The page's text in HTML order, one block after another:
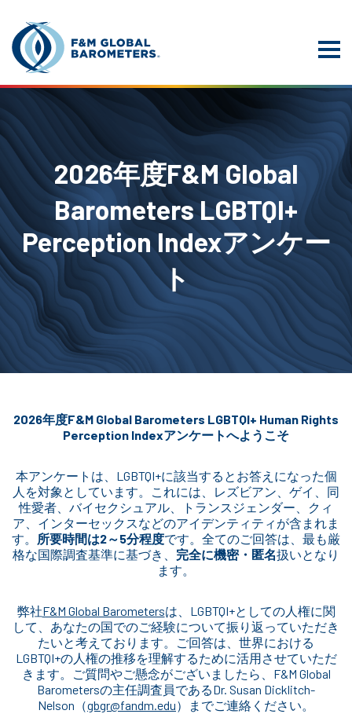
2026年度F&M Global
Barometers LGBTQI+
Perception Indexアンケー
ト
2026年度F&M Global Barometers LGBTQI+ Human Rights
Perception Indexアンケートへようこそ
本アンケートは、LGBTQI+に該当するとお答えになった個
人を対象としています。これには、レズビアン、ゲイ、同
性愛者、バイセクシュアル、トランスジェンダー、クィ
ア、インターセックスなどのアイデンティティが含まれま
す。 所要時間は2～5分程度です。全てのご回答は、最も厳
格な国際調査基準に基づき、 完全に機密・匿名扱いとなり
ます。
弊社F&M Global Barometersは、LGBTQI+としての人権に関
して、あなたの国でのご経験について振り返っていただき
たいと考えております。ご回答は、世界における
LGBTQI+の人権の推移を理解するために活用させていただ
きます。ご質問やご懸念がございましたら、F&M Global
Barometersの主任調査員であるDr. Susan Dicklitch-
Nelson（gbgr@fandm.edu）までご連絡ください。